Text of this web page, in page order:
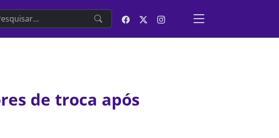
the website
de troca após